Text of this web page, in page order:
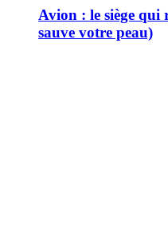
Avion : le siège qui
sauve votre peau)